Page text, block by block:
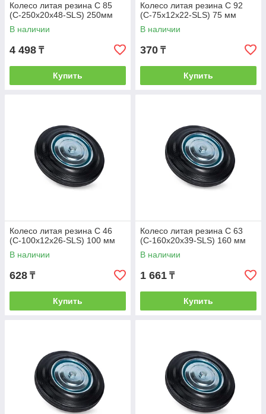
Колесо литая резина C 85
(C-250х20х48-SLS) 250мм
В наличии
4 498 ₸
Купить
Колесо литая резина C 92
(C-75х12х22-SLS) 75 мм
В наличии
370 ₸
Купить
Колесо литая резина C 46
(C-100х12х26-SLS) 100 мм
В наличии
628 ₸
Купить
Колесо литая резина C 63
(C-160х20х39-SLS) 160 мм
В наличии
1 661 ₸
Купить